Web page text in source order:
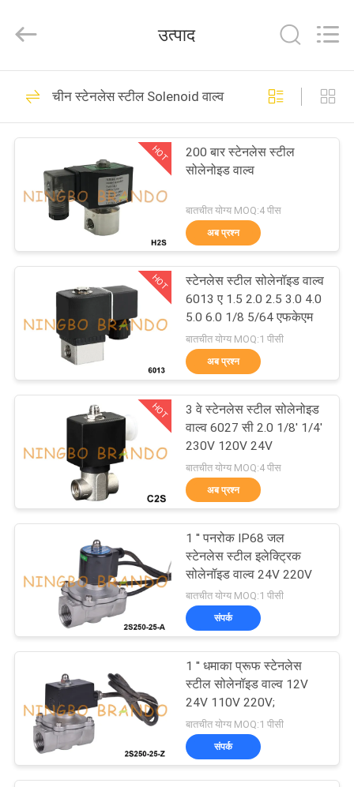
उत्पाद
हमारे
कारखाने
गुणवत्ता
नियंत्रण
संपर्क
करें
उद्धरण
NEWS
साइटमैप
Reserved.
वायवीय सिलेंडर वाल्व
228
वायवीय पल्स वाल्व
43
वायवीय solenoid वाल्व
617
सोलेनॉइड वाल्व कुंडल
495
उत्पाद
चीन स्टेनलेस स्टील Solenoid वाल्व
HOT
200 बार स्टेनलेस स्टील
सोलेनोइड वाल्व
बातचीत योग्य MOQ:4 पीस
अब प्रश्न
HOT
स्टेनलेस स्टील सोलेनॉइड वाल्व
6013 ए 1.5 2.0 2.5 3.0 4.0
5.0 6.0 1/8 5/64 एफकेएम
बातचीत योग्य MOQ:1 पीसी
अब प्रश्न
HOT
3 वे स्टेनलेस स्टील सोलेनोइड
वाल्व 6027 सी 2.0 1/8' 1/4'
230V 120V 24V
बातचीत योग्य MOQ:4 पीस
अब प्रश्न
1 '' पनरोक IP68 जल
स्टेनलेस स्टील इलेक्ट्रिक
सोलेनॉइड वाल्व 24V 220V
बातचीत योग्य MOQ:1 पीसी
संपर्क
1 '' धमाका प्रूफ स्टेनलेस
स्टील सोलेनॉइड वाल्व 12V
24V 110V 220V;
बातचीत योग्य MOQ:1 पीसी
संपर्क